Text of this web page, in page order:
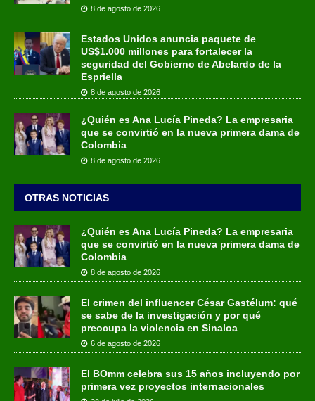
8 de agosto de 2026
Estados Unidos anuncia paquete de
US$1.000 millones para fortalecer la
seguridad del Gobierno de Abelardo de la
Espriella
8 de agosto de 2026
¿Quién es Ana Lucía Pineda? La empresaria
que se convirtió en la nueva primera dama de
Colombia
8 de agosto de 2026
OTRAS NOTICIAS
¿Quién es Ana Lucía Pineda? La empresaria
que se convirtió en la nueva primera dama de
Colombia
8 de agosto de 2026
El crimen del influencer César Gastélum: qué
se sabe de la investigación y por qué
preocupa la violencia en Sinaloa
6 de agosto de 2026
El BOmm celebra sus 15 años incluyendo por
primera vez proyectos internacionales